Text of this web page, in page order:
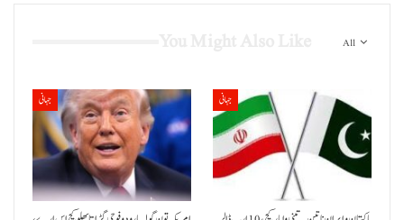
All
جہانی جہانی